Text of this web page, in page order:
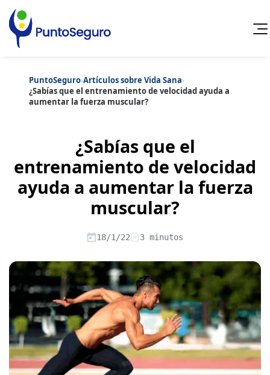
Cancelar
Artículos sobre Otros Seguros
Artículos sobre Seguros de Auto
Artículos sobre Seguros de Hogar
Artículos sobre Seguros de SaludContenido extra
Artículos sobre Convenios Colectivos
Artículos sobre Educación Financiera
Artículos sobre Seguros de Decesos
Artículos sobre la Jubilación
PuntoSeguro›Artículos sobre Vida Sana›
¿Sabías que el entrenamiento de velocidad ayuda a
aumentar la fuerza muscular?
¿Sabías que el
entrenamiento de velocidad
ayuda a aumentar la fuerza
muscular?
18/1/22 3 minutos